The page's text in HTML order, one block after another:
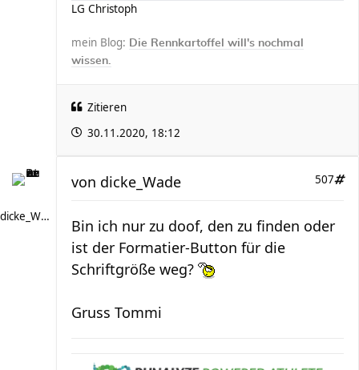
LG Christoph
mein Blog: Die Rennkartoffel will's nochmal
wissen.
Zitieren
30.11.2020, 18:12
dicke_Wade
507
von dicke_Wade
Bin ich nur zu doof, den zu finden oder
ist der Formatier-Button für die
Schriftgröße weg?
Gruss Tommi